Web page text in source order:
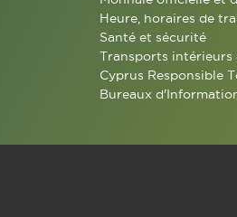
Heure, horaires de
Santé et sécurité
Transports intérieurs
Cyprus Responsible
Bureaux